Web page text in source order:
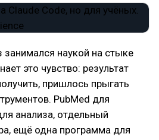
наукой на стыке
это чувство: результат
пришлось прыгать
PubMed для
анализа, отдельный
ещё одна программа для